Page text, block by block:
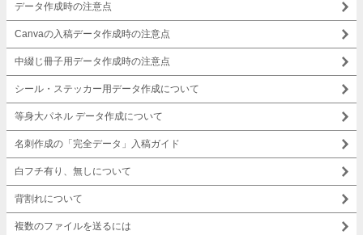
データ作成時の注意点
Canvaの入稿データ作成時の注意点
中綴じ冊子用データ作成時の注意点
シール・ステッカー用データ作成について
等身大パネル データ作成について
名刺作成の「完全データ」入稿ガイド
白フチ有り、無しについて
背割れについて
複数のファイルを送るには